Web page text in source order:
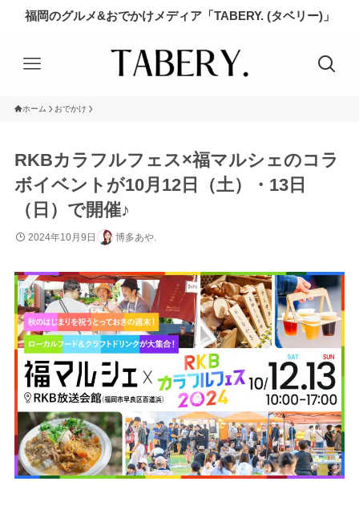
福岡のグルメ&おでかけメディア「TABERY. (タベリー)」
ホーム おでかけ
RKBカラフルフェス×福マルシェのコラ
ボイベントが10月12日（土）・13日
（日）で開催♪
2024年10月9日 博多あや.